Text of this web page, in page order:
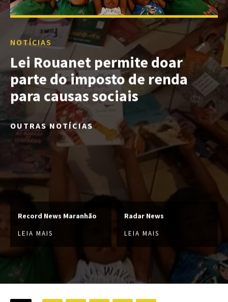
NOTÍCIAS
Lei Rouanet permite doar
parte do imposto de renda
para causas sociais
OUTRAS NOTÍCIAS
Record News Maranhão
LEIA MAIS
Radar News
LEIA MAIS